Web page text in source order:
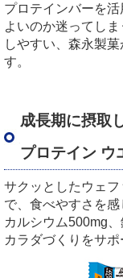
プロテインバーを
よいのか迷ってし
しやすい、森永製
す。
成長期に摂取
プロテイン ウ
サクッとしたウェ
で、食べやすさを
カルシウム500mg
カラダづくりをサポ